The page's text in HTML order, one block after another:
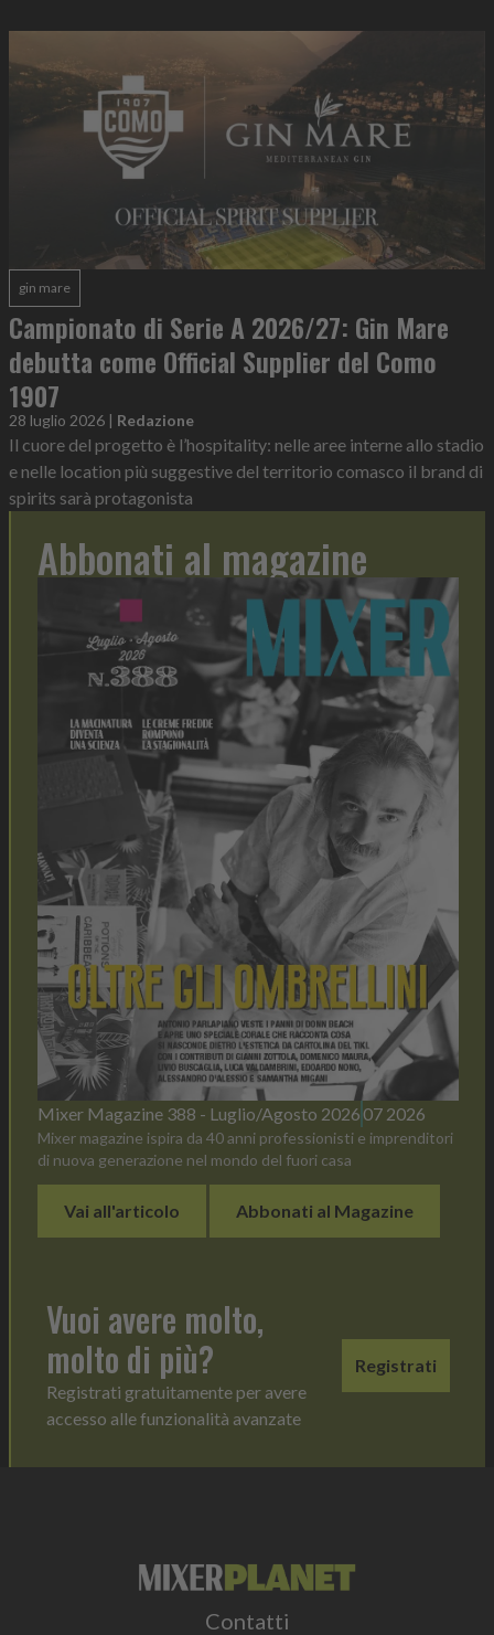
gin mare
Campionato di Serie A 2026/27: Gin Mare
debutta come Official Supplier del Como
1907
28 luglio 2026 | Redazione
Il cuore del progetto è l’hospitality: nelle aree interne allo stadio
e nelle location più suggestive del territorio comasco il brand di
spirits sarà protagonista
Abbonati al magazine
Mixer Magazine 388 - Luglio/Agosto 2026 07 2026
Mixer magazine ispira da 40 anni professionisti e imprenditori
di nuova generazione nel mondo del fuori casa
Vai all'articolo Abbonati al Magazine
Vuoi avere molto,
molto di più?
Registrati gratuitamente per avere
accesso alle funzionalità avanzate
Registrati
Contatti